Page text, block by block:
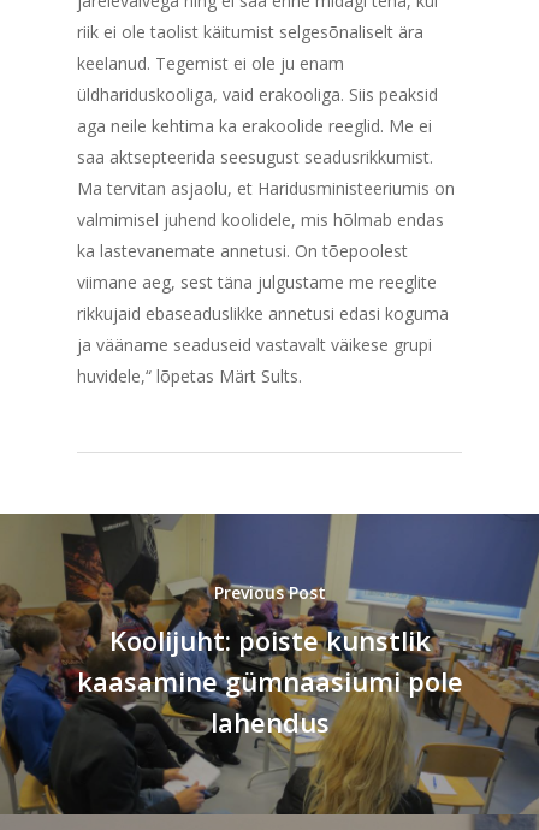
riik ei ole taolist käitumist selgesõnaliselt ära
keelanud. Tegemist ei ole ju enam
üldhariduskooliga, vaid erakooliga. Siis peaksid
aga neile kehtima ka erakoolide reeglid. Me ei
saa aktsepteerida seesugust seadusrikkumist.
Ma tervitan asjaolu, et Haridusministeeriumis on
valmimisel juhend koolidele, mis hõlmab endas
ka lastevanemate annetusi. On tõepoolest
viimane aeg, sest täna julgustame me reeglite
rikkujaid ebaseaduslikke annetusi edasi koguma
ja vääname seaduseid vastavalt väikese grupi
huvidele,“ lõpetas Märt Sults.
Previous Post
Koolijuht: poiste kunstlik
kaasamine gümnaasiumi pole
lahendus